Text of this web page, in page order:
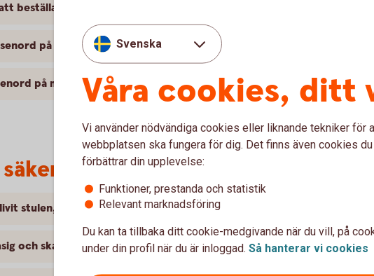
beställa ett BankID till min make/maka?
på mitt BankID?
på mitt BankID hemma, men när jag ska använda det på arbetet
stulen, vad händer med mitt BankID?
och ska på service, vad händer med mitt BankID?
Svenska
Våra cookies, ditt
Vi använder nödvändiga cookies eller liknande tekniker för
webbplatsen ska fungera för dig. Det finns även cookies
förbättrar din upplevelse:
Funktioner, prestanda och statistik
Relevant marknadsföring
Du kan ta tillbaka ditt cookie-medgivande när du vill, på
under din profil när du är inloggad. Så hanterar vi cookies